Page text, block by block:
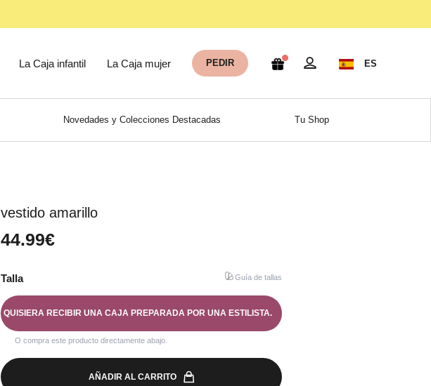
La Caja infantil La Caja mujer PEDIR ES
Novedades y Colecciones Destacadas Tu Shop
vestido amarillo
44.99€
Talla Guía de tallas
QUISIERA RECIBIR UNA CAJA PREPARADA POR UNA ESTILISTA.
O compra este producto directamente abajo.
AÑADIR AL CARRITO